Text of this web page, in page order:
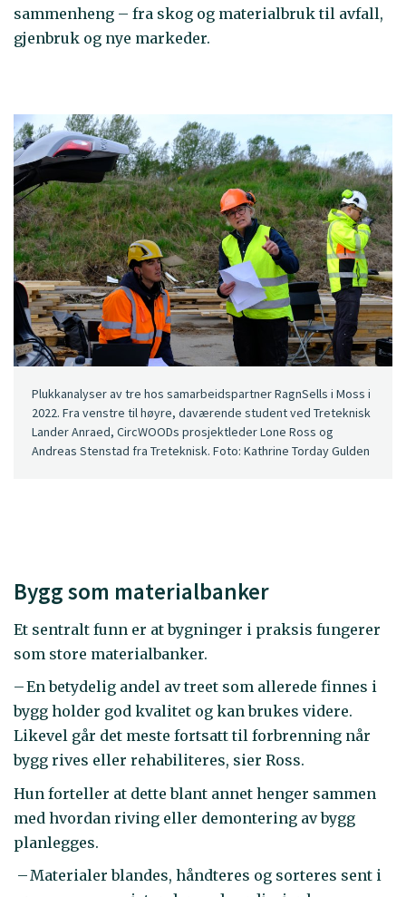
sammenheng – fra skog og materialbruk til avfall,
gjenbruk og nye markeder.
Plukkanalyser av tre hos samarbeidspartner RagnSells i Moss i
2022. Fra venstre til høyre, daværende student ved Treteknisk
Lander Anraed, CircWOODs prosjektleder Lone Ross og
Andreas Stenstad fra Treteknisk. Foto: Kathrine Torday Gulden
Bygg som materialbanker
Et sentralt funn er at bygninger i praksis fungerer
som store materialbanker.
– En betydelig andel av treet som allerede finnes i
bygg holder god kvalitet og kan brukes videre.
Likevel går det meste fortsatt til forbrenning når
bygg rives eller rehabiliteres, sier Ross.
Hun forteller at dette blant annet henger sammen
med hvordan riving eller demontering av bygg
planlegges.
– Materialer blandes, håndteres og sorteres sent i